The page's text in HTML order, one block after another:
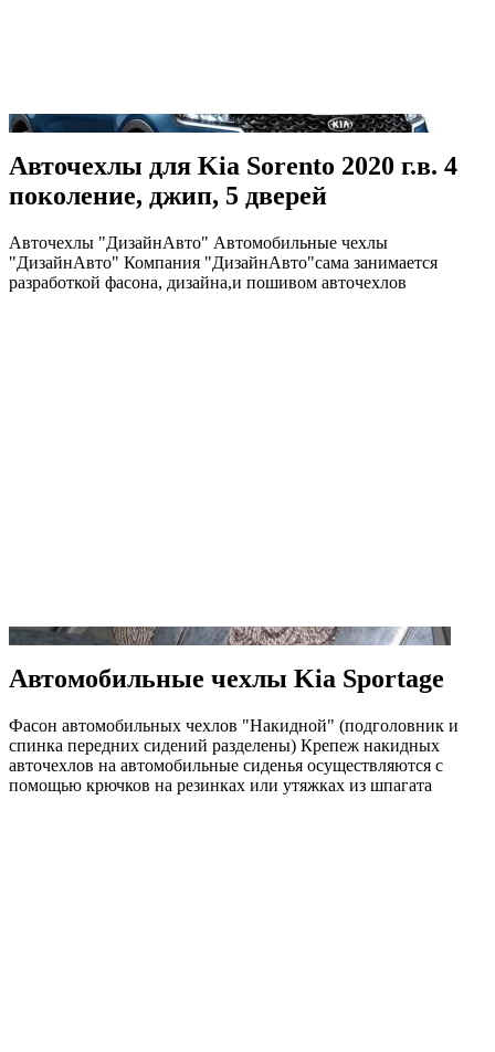
Авточехлы для Kia Sorento 2020 г.в. 4
поколение, джип, 5 дверей
Авточехлы "ДизайнАвто" Автомобильные чехлы
"ДизайнАвто" Компания "ДизайнАвто"сама занимается
разработкой фасона, дизайна,и пошивом авточехлов
Автомобильные чехлы Kia Sportage
Фасон автомобильных чехлов "Накидной" (подголовник и
спинка передних сидений разделены) Крепеж накидных
авточехлов на автомобильные сиденья осуществляются с
помощью крючков на резинках или утяжках из шпагата